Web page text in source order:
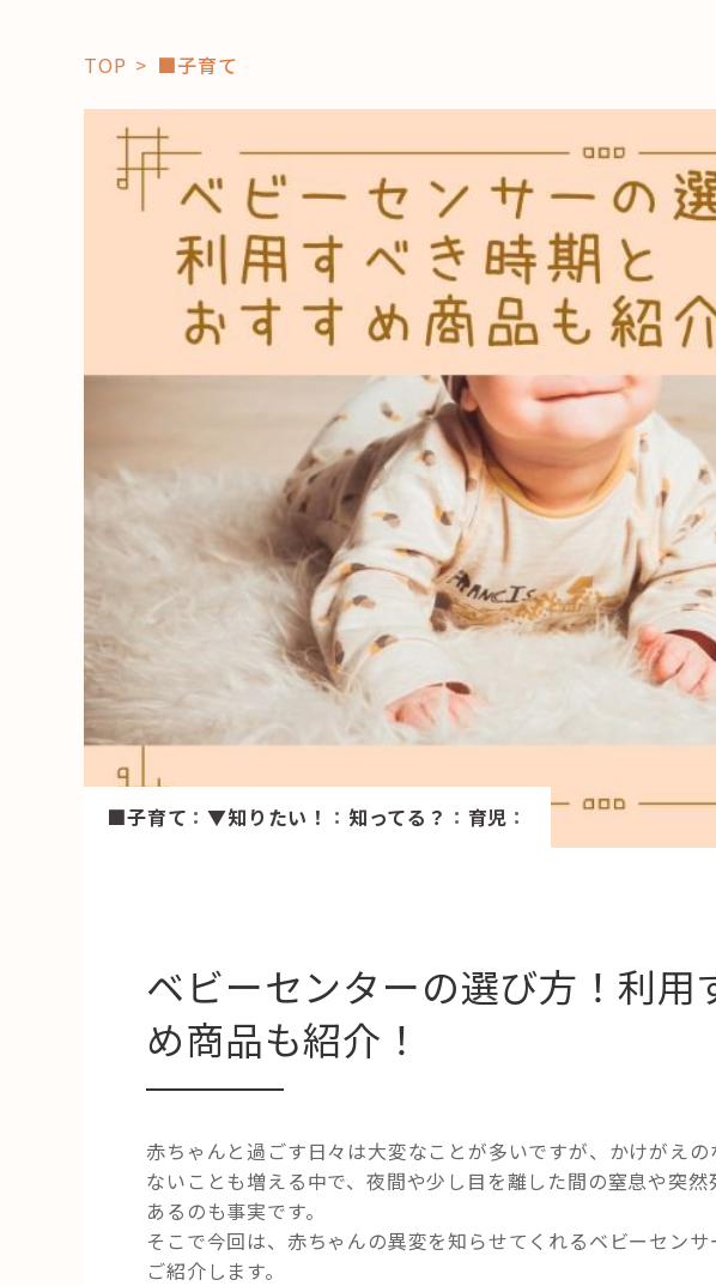
「コト」
子育て
暮らし
おすすめ
スポット
「場」
HAREL
HAREL
活用事例
「モノ」
fleXe リノベ事例
「ひと」
TOP ■子育て
■子育て ：▼知りたい！ ： 知ってる？ ： 育児 ：
ベビーセンターの選び方！利用
め商品も紹介！
赤ちゃんと過ごす日々は大変なことが多いですが、かけがえ
ないことも増える中で、夜間や少し目を離した間の窒息や突
あるのも事実です。
そこで今回は、赤ちゃんの異変を知らせてくれるベビーセン
ご紹介します。